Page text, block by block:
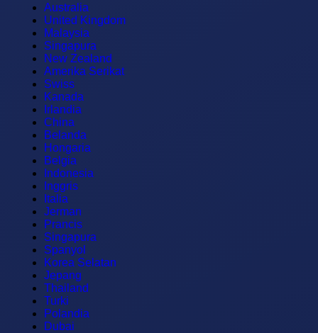
Australia
United Kingdom
Malaysia
Singapura
New Zealand
Amerika Serikat
Swiss
Kanada
Irlandia
China
Belanda
Hongaria
Belgia
Indonesia
Inggris
Italia
Jerman
Prancis
Singapura
Spanyol
Korea Selatan
Jepang
Thailand
Turki
Polandia
Dubai